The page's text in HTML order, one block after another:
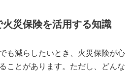
災保険を活用する知識
も減らしたいとき、火災保険が心
ことがあります。ただし、どんな